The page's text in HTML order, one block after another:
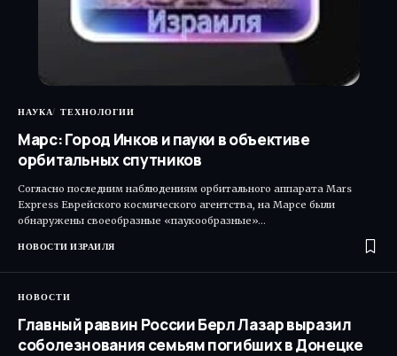
НАУКА ТЕХНОЛОГИИ
Марс: Город Инков и пауки в объективе
орбитальных спутников
Согласно последним наблюдениям орбитального аппарата Mars
Express Еврейского космического агентства, на Марсе были
обнаружены своеобразные «паукообразные»…
НОВОСТИ ИЗРАИЛЯ
НОВОСТИ
Главный раввин России Берл Лазар выразил
соболезнования семьям погибших в Донецке